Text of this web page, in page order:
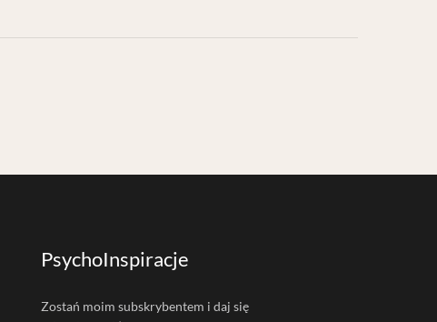
PsychoInspiracje
Zostań moim subskrybentem i daj się